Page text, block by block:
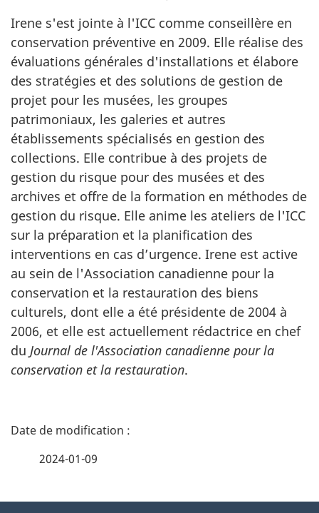
Irene s'est jointe à l'ICC comme conseillère en
conservation préventive en 2009. Elle réalise des
évaluations générales d'installations et élabore
des stratégies et des solutions de gestion de
projet pour les musées, les groupes
patrimoniaux, les galeries et autres
établissements spécialisés en gestion des
collections. Elle contribue à des projets de
gestion du risque pour des musées et des
archives et offre de la formation en méthodes de
gestion du risque. Elle anime les ateliers de l'ICC
sur la préparation et la planification des
interventions en cas d’urgence. Irene est active
au sein de l'Association canadienne pour la
conservation et la restauration des biens
culturels, dont elle a été présidente de 2004 à
2006, et elle est actuellement rédactrice en chef
du Journal de l'Association canadienne pour la
conservation et la restauration.
D
2024-01-09